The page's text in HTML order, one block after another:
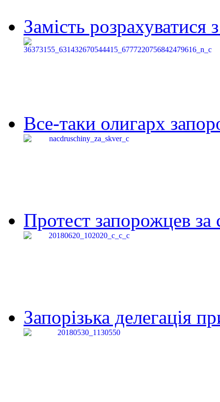
Замість
Все-таки олигарх
Протест запорожцев за
Запорізька делегація